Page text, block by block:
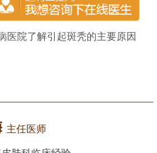
医院了解引起斑秃的主要原因
主任医师